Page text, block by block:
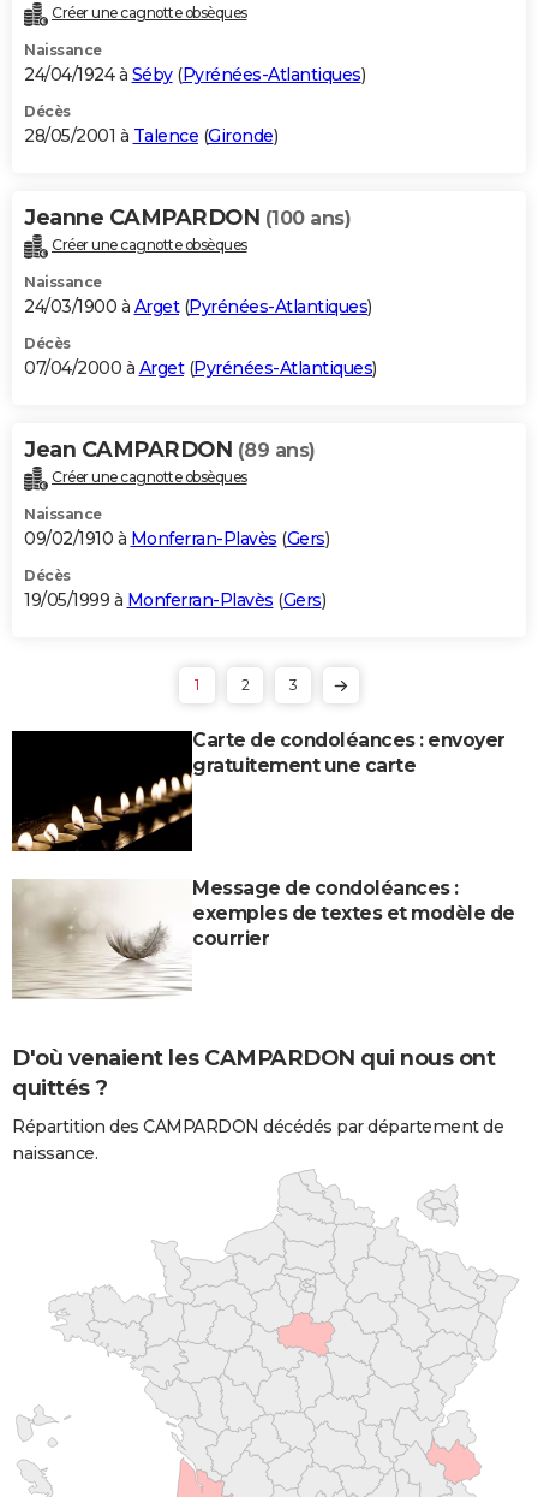
Créer une cagnotte obsèques
Naissance
24/04/1924 à Séby(Pyrénées-Atlantiques)
Décès
28/05/2001 à Talence (Gironde)
Jeanne CAMPARDON (100 ans)
Créer une cagnotte obsèques
Naissance
24/03/1900 à Arget(Pyrénées-Atlantiques)
Décès
07/04/2000 à Arget(Pyrénées-Atlantiques)
Jean CAMPARDON (89 ans)
Créer une cagnotte obsèques
Naissance
09/02/1910 à Monferran-Plavès (Gers)
Décès
19/05/1999 à Monferran-Plavès (Gers)
1 2 3
Carte de condoléances : envoyer
gratuitement une carte
Message de condoléances :
exemples de textes et modèle de
courrier
D'où venaient les CAMPARDON qui nous ont
quittés ?
Répartition des CAMPARDON décédés par département de
naissance.